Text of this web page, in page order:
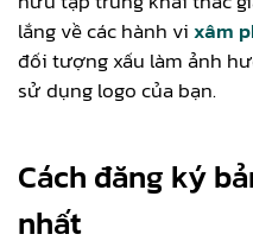
lắng về các hành vixâm
đối tượng xấu làm ảnh
sử dụng logo của bạn.
Cách đăng ký
nhất